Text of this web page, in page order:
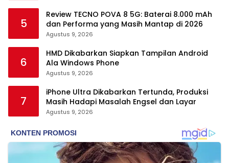
5
Review TECNO POVA 8 5G: Baterai 8.000 mAh
dan Performa yang Masih Mantap di 2026
Agustus 9, 2026
6
HMD Dikabarkan Siapkan Tampilan Android
Ala Windows Phone
Agustus 9, 2026
7
iPhone Ultra Dikabarkan Tertunda, Produksi
Masih Hadapi Masalah Engsel dan Layar
Agustus 9, 2026